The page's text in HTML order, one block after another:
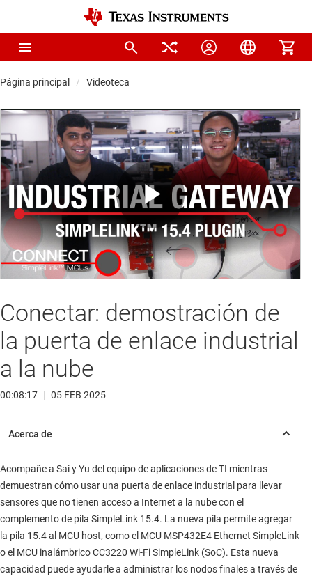
Página principal Videoteca
Play
Video
Conectar: demostración de
la puerta de enlace industrial
a la nube
00:08:17 | 05 FEB 2025
Acompañe a Sai y Yu del equipo de aplicaciones de TI mientras
demuestran cómo usar una puerta de enlace industrial para llevar
sensores que no tienen acceso a Internet a la nube con el
complemento de pila SimpleLink 15.4. La nueva pila permite agregar
la pila 15.4 al MCU host, como el MCU MSP432E4 Ethernet SimpleLink
o el MCU inalámbrico CC3220 Wi-Fi SimpleLink (SoC). Esta nueva
capacidad puede ayudarle a administrar los nodos finales a través de